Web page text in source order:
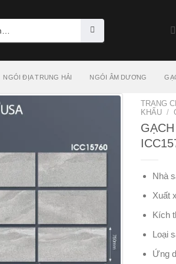
NGÓI ĐỊA TRUNG HẢI NGÓI ÂM DƯƠNG
TRANG
KHẨU /
Nhà
Xuất
Kích
Loại
Ứng